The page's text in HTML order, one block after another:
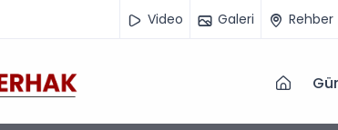
Video Galeri Rehber